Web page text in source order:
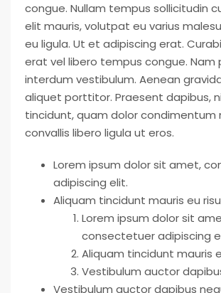
congue. Nullam tempus sollicitudin
elit mauris, volutpat eu varius
eu ligula. Ut et adipiscing erat.
erat vel libero tempus congue. Nam
interdum vestibulum. Aenean
aliquet porttitor. Praesent dapibus,
tincidunt, quam dolor condimentum
convallis libero ligula ut eros.
Lorem ipsum dolor sit amet,
adipiscing elit.
Aliquam tincidunt mauris eu
Lorem ipsum dolor sit
consectetuer adipiscing
Aliquam tincidunt mauris
Vestibulum auctor
Vestibulum auctor dapibus